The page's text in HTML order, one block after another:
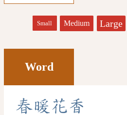
Small Medium Large
Word
春暖 花香